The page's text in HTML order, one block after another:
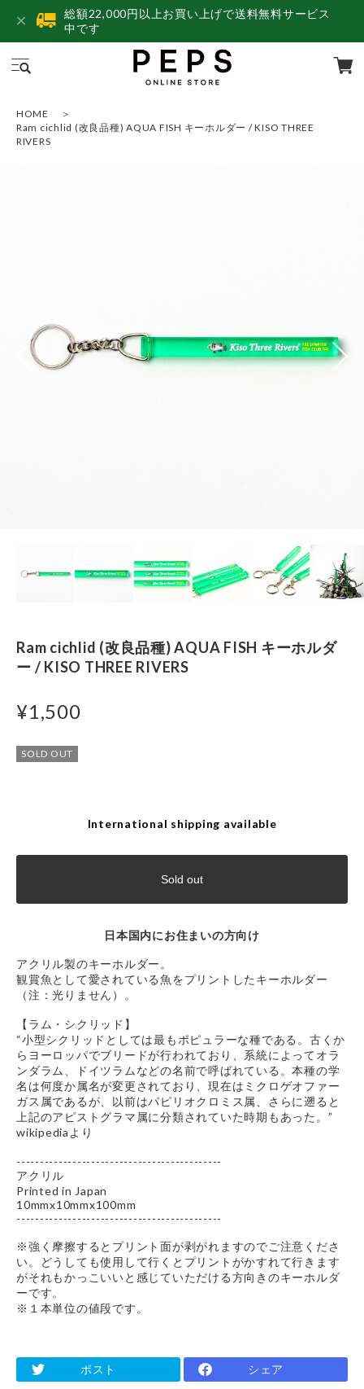
総額22,000円以上お買い上げで送料無料サービス
中です
HOME
Ram cichlid (改良品種) AQUA FISH キーホルダー / KISO THREE
RIVERS
Ram cichlid (改良品種) AQUA FISH キーホルダ
ー / KISO THREE RIVERS
¥1,500
SOLD OUT
International shipping available
Sold out
日本国内にお住まいの方向け
アクリル製のキーホルダー。
観賞魚として愛されている魚をプリントしたキーホルダー
（注：光りません）。
【ラム・シクリッド】
“小型シクリッドとしては最もポピュラーな種である。古くか
らヨーロッパでブリードが行われており、系統によってオラ
ンダラム、ドイツラムなどの名前で呼ばれている。本種の学
名は何度か属名が変更されており、現在はミクロゲオファー
ガス属であるが、以前はパピリオクロミス属、さらに遡ると
上記のアピストグラマ属に分類されていた時期もあった。”
wikipediaより
--------------------------------------------
アクリル
Printed in Japan
10mmx10mmx100mm
--------------------------------------------
※強く摩擦するとプリント面が剥がれますのでご注意くださ
い。どうしても使用して行くとプリントがかすれて行きます
がそれもかっこいいと感じていただける方向きのキーホルダ
ーです。
※１本単位の値段です。
ポスト シェア